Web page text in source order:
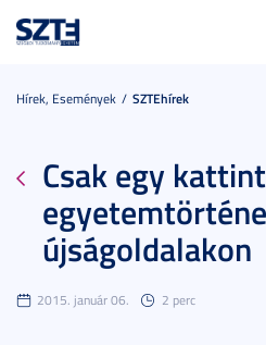
Hírek, Események SZTEhírek
Csak egy
újságoldalakon
2015. január 06. 2 perc